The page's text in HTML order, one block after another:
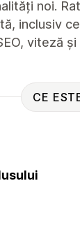
noi.
inclusiv
viteză
CE